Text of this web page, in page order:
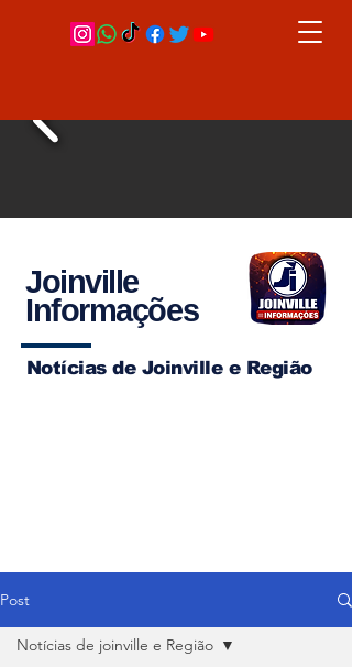
Joinville
Informações
Notícias de Joinville e Região
Post
Notícias de joinville e Região